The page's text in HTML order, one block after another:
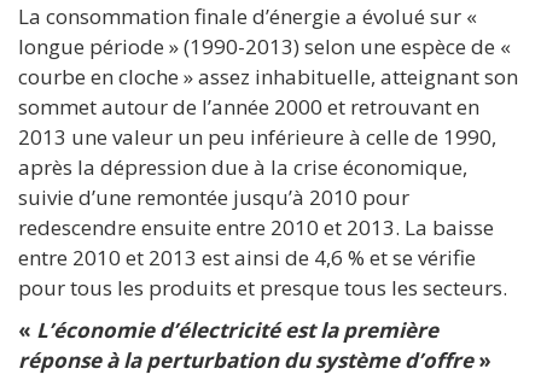
La consommation finale d’énergie a évolué sur «
longue période » (1990-2013) selon une espèce de «
courbe en cloche » assez inhabituelle, atteignant son
sommet autour de l’année 2000 et retrouvant en
2013 une valeur un peu inférieure à celle de 1990,
après la dépression due à la crise économique,
suivie d’une remontée jusqu’à 2010 pour
redescendre ensuite entre 2010 et 2013. La baisse
entre 2010 et 2013 est ainsi de 4,6 % et se vérifie
pour tous les produits et presque tous les secteurs.
« L’économie d’électricité est la première
réponse à la perturbation du système d’offre»